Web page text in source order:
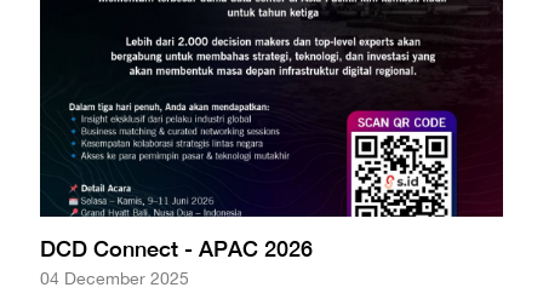
DCD Connect - APAC 2026
04 December 2025